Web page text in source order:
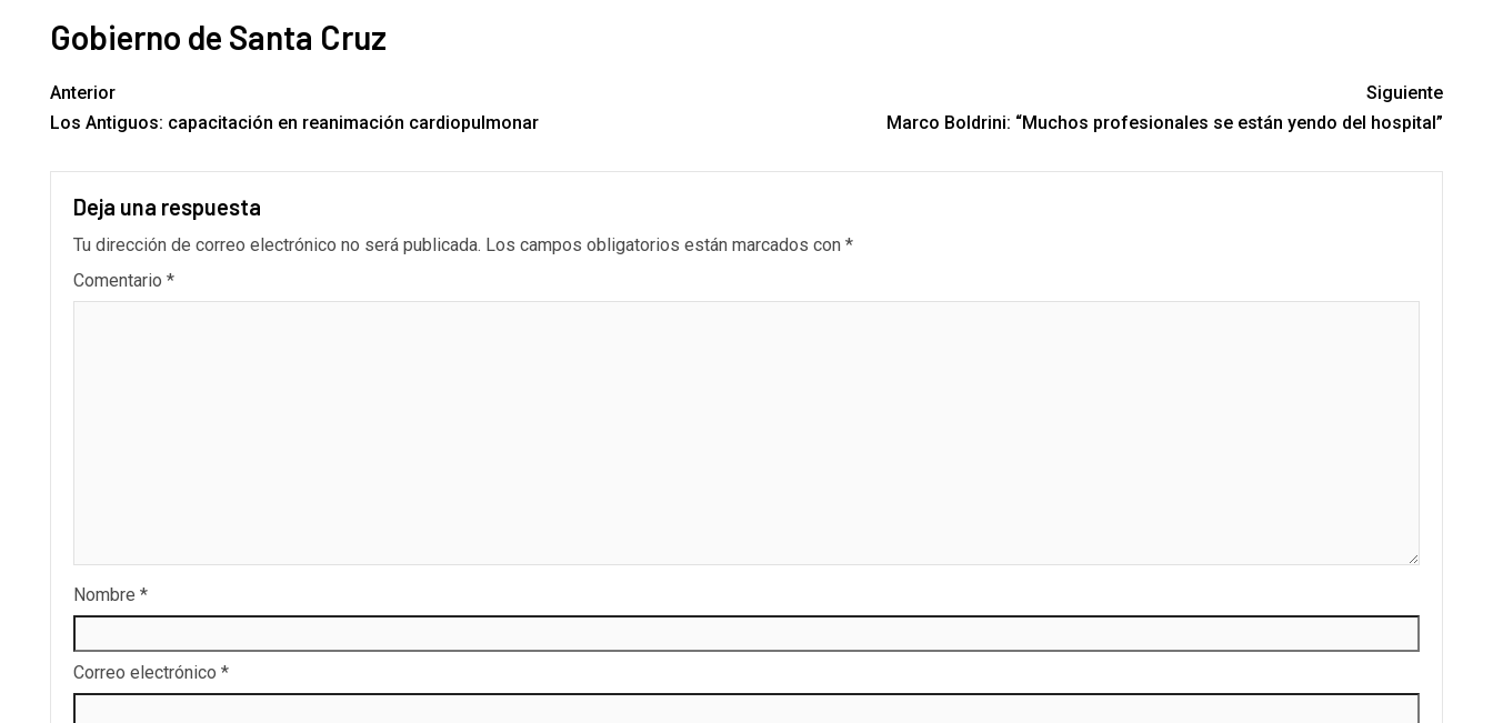
Gobierno de Santa Cruz
Anterior
Los Antiguos: capacitación en reanimación cardiopulmonar
Siguiente
Marco Boldrini: “Muchos profesionales se están yendo del hospital”
Deja una respuesta
Tu dirección de correo electrónico no será publicada. Los campos obligatorios están marcados con *
Comentario *
Nombre *
Correo electrónico *